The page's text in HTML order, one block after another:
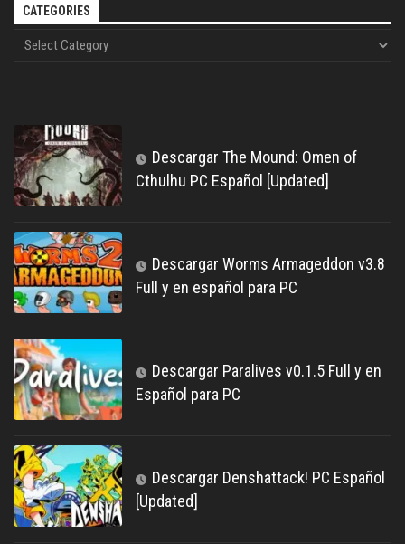
CATEGORIES
Descargar The Mound: Omen of
Cthulhu PC Español [Updated]
Descargar Worms Armageddon v3.8
Full y en español para PC
Descargar Paralives v0.1.5 Full y en
Español para PC
Descargar Denshattack! PC Español
[Updated]